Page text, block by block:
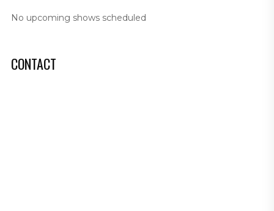
No upcoming shows scheduled
CONTACT